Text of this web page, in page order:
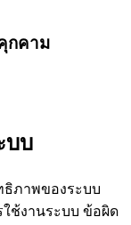
กคาม
บบ
ธิภาพของระบบ
ช้งานระบบ ข้อผิด